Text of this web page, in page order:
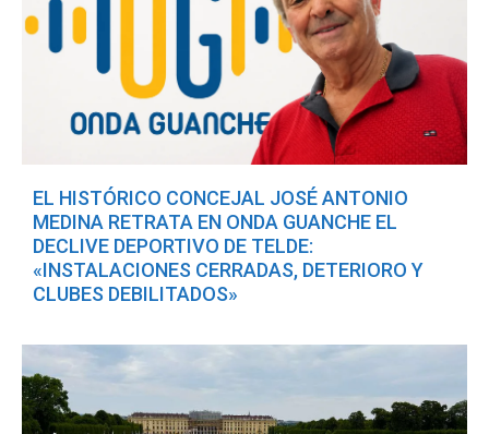
EL HISTÓRICO CONCEJAL JOSÉ ANTONIO
MEDINA RETRATA EN ONDA GUANCHE EL
DECLIVE DEPORTIVO DE TELDE:
«INSTALACIONES CERRADAS, DETERIORO Y
CLUBES DEBILITADOS»